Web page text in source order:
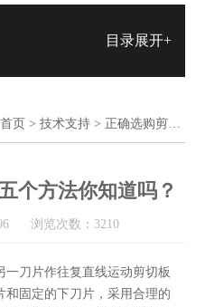
目录展开+
首页 >技术支持 > 正确选购剪板机的五个方法你知道吗？
个方法你知道吗？
06 浏览次数：3210
刀片作往复直线运动剪切板
和固定的下刀片，采用合理的